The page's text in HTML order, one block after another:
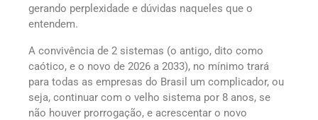
gerando perplexidade e dúvidas naqueles que o
entendem.
A convivência de 2 sistemas (o antigo, dito como
caótico, e o novo de 2026 a 2033), no mínimo trará
para todas as empresas do Brasil um complicador, ou
seja, continuar com o velho sistema por 8 anos, se
não houver prorrogação, e acrescentar o novo